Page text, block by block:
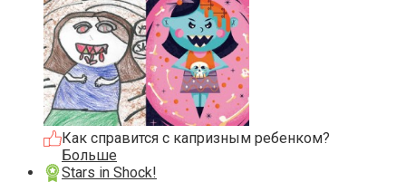
Как справится с капризным ребенком?
Больше
Stars in Shock!